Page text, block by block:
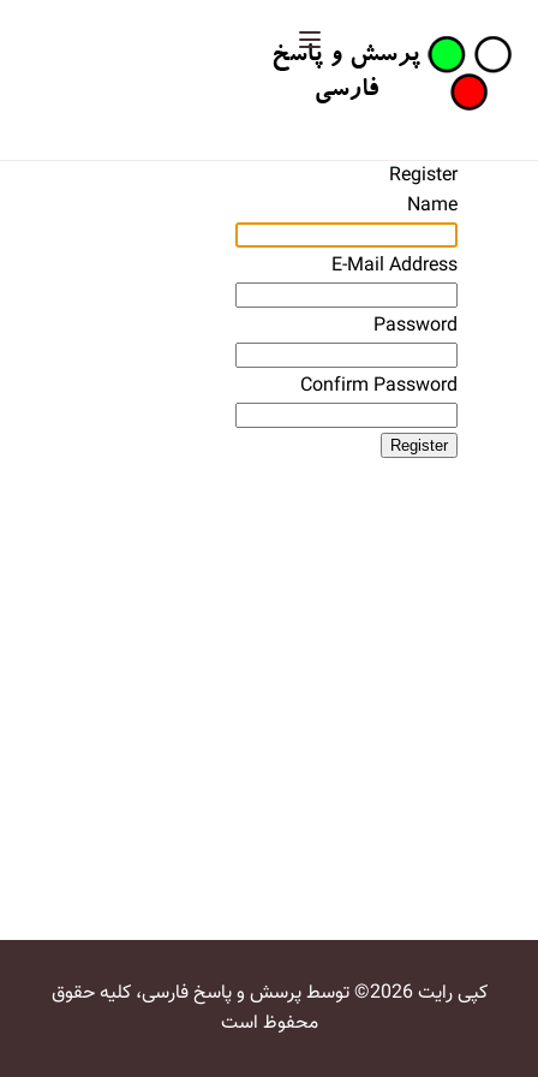
Register
Name
E-Mail Address
Password
Confirm Password
Register
کپی رایت 2026© توسط پرسش و پاسخ فارسی، کلیه حقوق
محفوظ است